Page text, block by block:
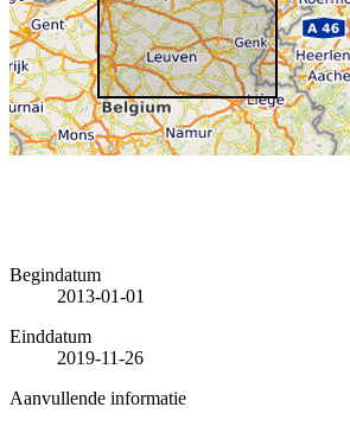
Begindatum
2013-01-01
Einddatum
2019-11-26
Aanvullende informatie